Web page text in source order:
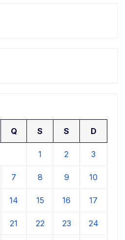
Q S S D
1 2 3
7 8 9 10
14 15 16 17
21 22 23 24